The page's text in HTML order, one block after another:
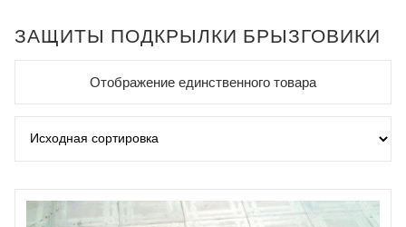
ЗАЩИТЫ ПОДКРЫЛКИ БРЫЗГОВИКИ
Отображение единственного товара